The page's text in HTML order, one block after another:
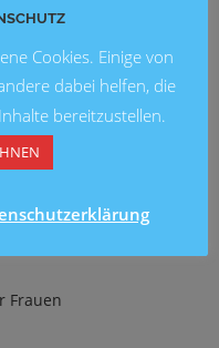
Um dieser
mit Wake Up!
die sich
Kinder und
die Einwohner*innen
Frauen
Cookies. Einige von
dabei helfen, die
bereitzustellen.